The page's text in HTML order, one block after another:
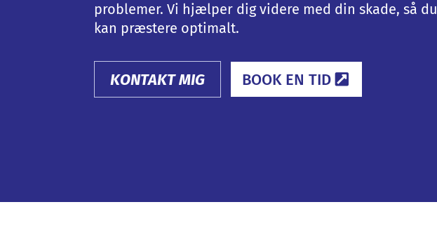
problemer. Vi hjælper dig videre med din skade, så du
kan præstere optimalt.
KONTAKT MIG BOOK EN TID